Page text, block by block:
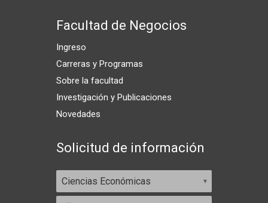
Facultad de Negocios
Ingreso
Carreras y Programas
Sobre la facultad
Investigación y Publicaciones
Novedades
Solicitud de información